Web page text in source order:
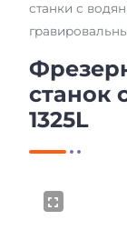
станки с
станок
1325L